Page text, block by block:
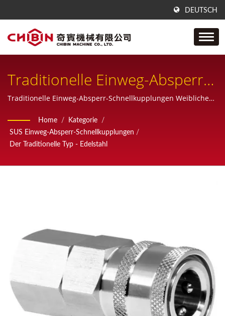
DEUTSCH
Traditionelle Einweg-Absperr-
Schnellkupplungen Weibliche
Buchse (SUS)
Traditionelle Einweg-Absperr-Schnellkupplungen Weibliche
Home / Kategorie
/
SUS Einweg-Absperr-Schnellkupplungen /
Der Traditionelle Typ - Edelstahl